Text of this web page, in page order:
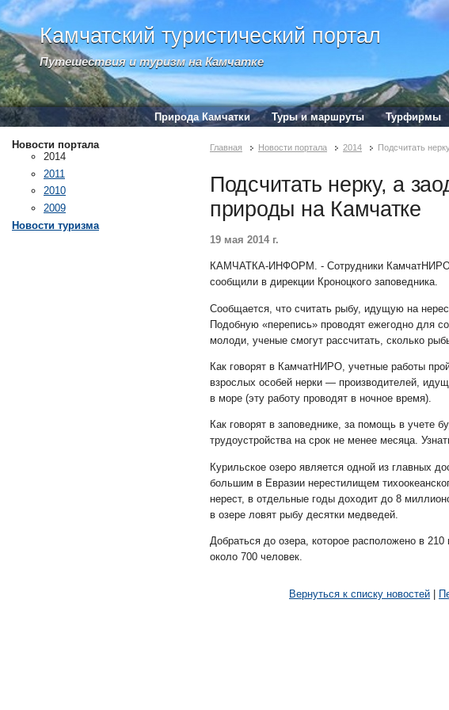
Камчатский туристический портал
Путешествия и туризм на Камчатке
Природа Камчатки Туры и маршруты Турфирмы
Новости портала
2014
2011
2010
2009
Новости туризма
Главная Новости портала 2014 Подсчитать
Подсчитать нерку, а
природы на Камчатке
19 мая 2014 г.
КАМЧАТКА-ИНФОРМ. - Сотрудники
сообщили в дирекции Кроноцкого заповедника.
Сообщается, что считать рыбу, идущую на
Подобную «перепись» проводят ежегодно для
молоди, ученые смогут рассчитать, сколько
Как говорят в КамчатНИРО, учетные работы
взрослых особей нерки — производителей,
в море (эту работу проводят в ночное время).
Как говорят в заповеднике, за помощь в
трудоустройства на срок не менее месяца.
Курильское озеро является одной из главных
большим в Евразии нерестилищем
нерест, в отдельные годы доходит до 8
в озере ловят рыбу десятки медведей.
Добраться до озера, которое расположено в
около 700 человек.
Вернуться к списку новостей |